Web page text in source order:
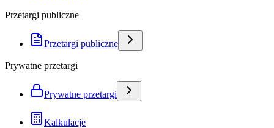
Przetargi publiczne
Przetargi publiczne
Prywatne przetargi
Prywatne przetargi
Kalkulacje